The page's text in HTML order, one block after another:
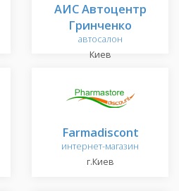
АИС Автоцентр
Гринченко
автосалон
Киев
Farmadiscont
интернет-магазин
г.Киев